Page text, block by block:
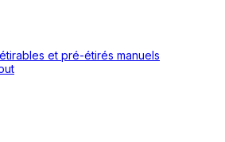
et pré-étirés manuels